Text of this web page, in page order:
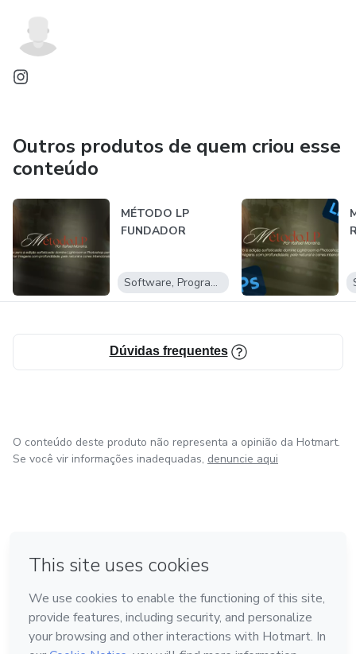
Outros produtos de quem criou esse
conteúdo
MÉTODO LP
FUNDADOR
Software, Programas para baixar
Dúvidas frequentes
O conteúdo deste produto não representa a opinião da Hotmart.
Se você vir informações inadequadas, denuncie aqui
Feito com ❤
em Belo Horizonte